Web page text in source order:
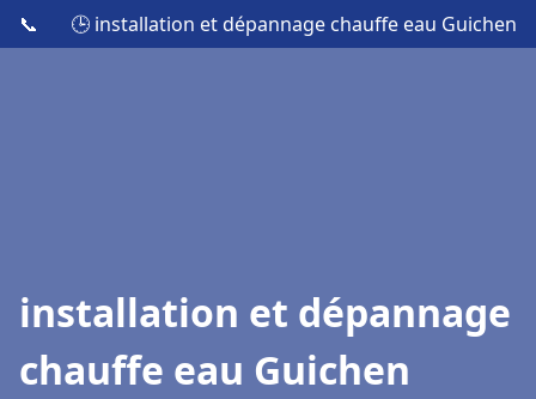
📞 🕒 installation et dépannage chauffe eau Guichen
installation et dépannage
chauffe eau Guichen